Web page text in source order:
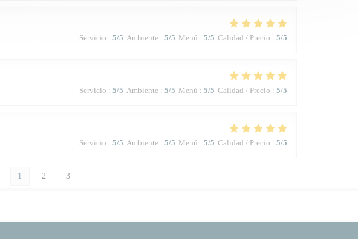
Servicio : 5/5 Ambiente : 5/5 Menú : 5/5 Calidad / Precio : 5/5
Servicio : 5/5 Ambiente : 5/5 Menú : 5/5 Calidad / Precio : 5/5
Servicio : 5/5 Ambiente : 5/5 Menú : 5/5 Calidad / Precio : 5/5
1 2 3